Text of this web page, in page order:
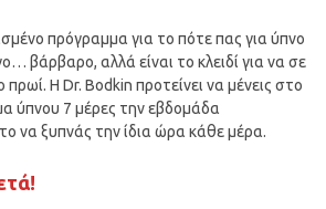
πρόγραμμα για το πότε πας για ύπνο
βάρβαρο, αλλά είναι το κλειδί για να σε
Η Dr. Bodkin προτείνει να μένεις στο
ύπνου 7 μέρες την εβδομάδα
να ξυπνάς την ίδια ώρα κάθε μέρα.